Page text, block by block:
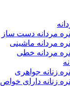
مردانه دست ساز
مردانه ماشینی
مردانه خطی
زنانه جواهری
زنانه دارای خواص